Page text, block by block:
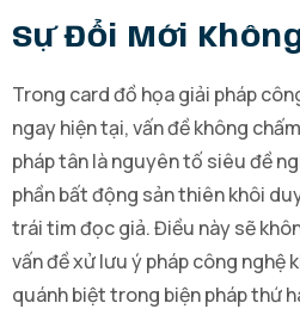
Sự Đổi Mới
Trong card đồ họa giải pháp
ngay hiện tại, vấn đề không
pháp tân là nguyên tố siêu đề
phần bất động sản thiên khôi
trái tim đọc giả. Điều này sẽ
vấn đề xử lưu ý pháp công nghệ
quánh biệt trong biện pháp thứ